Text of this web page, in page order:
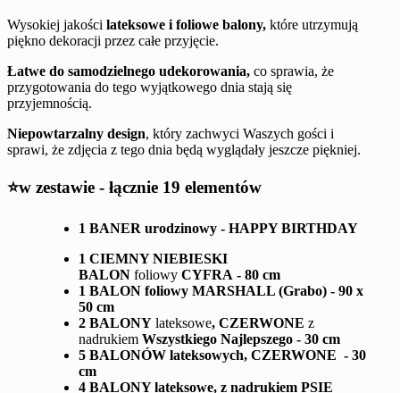
Wysokiej jakości lateksowe i foliowe balony, które utrzymują
piękno dekoracji przez całe przyjęcie.
Łatwe do samodzielnego udekorowania, co sprawia, że
przygotowania do tego wyjątkowego dnia stają się
przyjemnością.
Niepowtarzalny design, który zachwyci Waszych gości i
sprawi, że zdjęcia z tego dnia będą wyglądały jeszcze piękniej.
⭐w zestawie - łącznie 19 elementów
1 BANER urodzinowy - HAPPY BIRTHDAY
1 CIEMNY NIEBIESKI
BALON foliowy CYFRA - 80 cm
1 BALON foliowy MARSHALL (Grabo) - 90 x
50 cm
2 BALONY lateksowe, CZERWONE z
nadrukiem Wszystkiego Najlepszego - 30 cm
5 BALONÓW lateksowych, CZERWONE - 30
cm
4 BALONY lateksowe, z nadrukiem PSIE